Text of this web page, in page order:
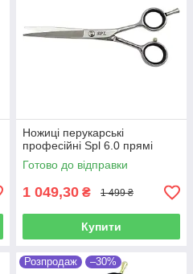
Ножиці перукарські
професійні Spl 6.0 прямі
Готово до відправки
1 049,30 ₴ 1 499 ₴
Купити
Розпродаж –30%